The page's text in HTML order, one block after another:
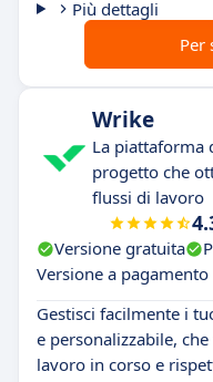
Più dettagli
Per
Wrike
La piattaforma
progetto che
flussi di lavoro
Versione gratuita
Versione a pagamento
Gestisci facilmente i
e personalizzabile,
lavoro in corso e